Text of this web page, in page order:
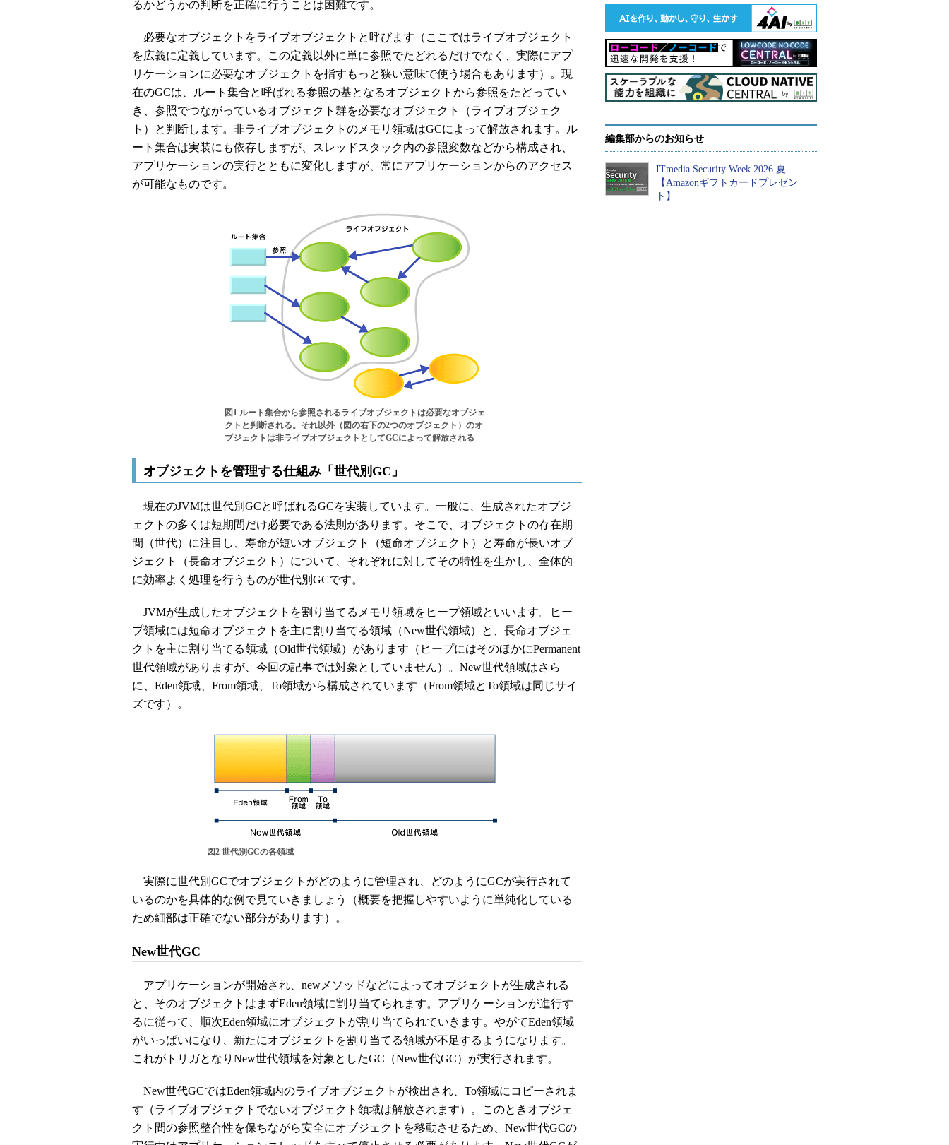
るかどうかの判断を正確に行うことは困難です。
必要なオブジェクトをライブオブジェクトと呼びます（ここではライブオブジェクト
を広義に定義しています。この定義以外に単に参照でたどれるだけでなく、実際にアプ
リケーションに必要なオブジェクトを指すもっと狭い意味で使う場合もあります）。現
在のGCは、ルート集合と呼ばれる参照の基となるオブジェクトから参照をたどってい
き、参照でつながっているオブジェクト群を必要なオブジェクト（ライブオブジェク
ト）と判断します。非ライブオブジェクトのメモリ領域はGCによって解放されます。ル
ート集合は実装にも依存しますが、スレッドスタック内の参照変数などから構成され、
アプリケーションの実行とともに変化しますが、常にアプリケーションからのアクセス
が可能なものです。
図1 ルート集合から参照されるライブオブジェクトは必要なオブジェ
クトと判断される。それ以外（図の右下の2つのオブジェクト）のオ
ブジェクトは非ライブオブジェクトとしてGCによって解放される
オブジェクトを管理する仕組み「世代別GC」
現在のJVMは世代別GCと呼ばれるGCを実装しています。一般に、生成されたオブジ
ェクトの多くは短期間だけ必要である法則があります。そこで、オブジェクトの存在期
間（世代）に注目し、寿命が短いオブジェクト（短命オブジェクト）と寿命が長いオブ
ジェクト（長命オブジェクト）について、それぞれに対してその特性を生かし、全体的
に効率よく処理を行うものが世代別GCです。
JVMが生成したオブジェクトを割り当てるメモリ領域をヒープ領域といいます。ヒー
プ領域には短命オブジェクトを主に割り当てる領域（New世代領域）と、長命オブジェ
クトを主に割り当てる領域（Old世代領域）があります（ヒープにはそのほかにPermanent
世代領域がありますが、今回の記事では対象としていません）。New世代領域はさら
に、Eden領域、From領域、To領域から構成されています（From領域とTo領域は同じサイ
ズです）。
図2 世代別GCの各領域
実際に世代別GCでオブジェクトがどのように管理され、どのようにGCが実行されて
いるのかを具体的な例で見ていきましょう（概要を把握しやすいように単純化している
ため細部は正確でない部分があります）。
New世代GC
アプリケーションが開始され、newメソッドなどによってオブジェクトが生成される
と、そのオブジェクトはまずEden領域に割り当てられます。アプリケーションが進行す
るに従って、順次Eden領域にオブジェクトが割り当てられていきます。やがてEden領域
がいっぱいになり、新たにオブジェクトを割り当てる領域が不足するようになります。
これがトリガとなりNew世代領域を対象としたGC（New世代GC）が実行されます。
New世代GCではEden領域内のライブオブジェクトが検出され、To領域にコピーされま
す（ライブオブジェクトでないオブジェクト領域は解放されます）。このときオブジェ
クト間の参照整合性を保ちながら安全にオブジェクトを移動させるため、New世代GCの
編集部からのお知らせ
ITmedia Security Week 2026 夏
【Amazonギフトカードプレゼン
ト】